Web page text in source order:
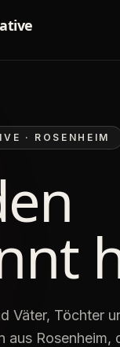
· ROSENHEIM
Väter, Töchter
Rosenheim,